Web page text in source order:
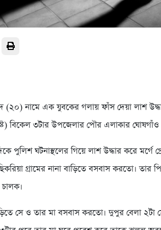
(২০) নামে এক যুবকের গলায় ফাঁস দেয়া লাশ
বিকেল ৩টার উপজেলার পৌর এলাকার ঘোষগাঁও
পুলিশ ঘটনাস্থলের গিয়ে লাশ উদ্ধার করে মর্গে
গ্রামের নানা বাড়িতে বসবাস করতো। তার
সে ও তার মা বসবাস করতো। দুপুর বেলা ২টা